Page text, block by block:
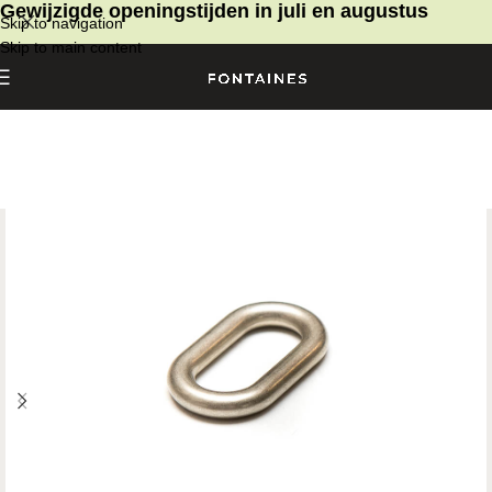
Skip to navigation
Skip to main content
Gewijzigde openingstijden in juli en augustus